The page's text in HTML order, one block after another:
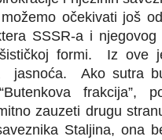
očekivati još
SSSR-a i
formi. Iz ove
jasnoća. Ako sutra
frakcija”,
zauzeti drugu
Staljina, ona